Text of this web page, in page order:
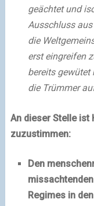
geächtet und
Ausschluss
die
erst eingreifen
bereits gewütet
die Trümmer
An dieser Stelle ist
zuzustimmen:
Den
Regimes in